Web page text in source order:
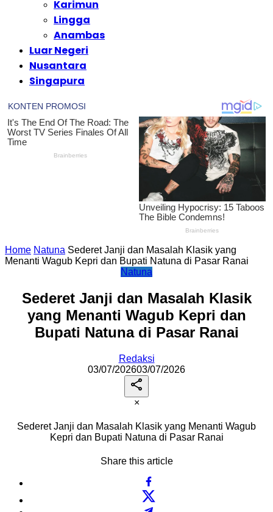
Karimun
Lingga
Anambas
Luar Negeri
Nusantara
Singapura
Home Natuna Sederet Janji dan Masalah Klasik yang
Menanti Wagub Kepri dan Bupati Natuna di Pasar Ranai
Natuna
Sederet Janji dan Masalah Klasik
yang Menanti Wagub Kepri dan
Bupati Natuna di Pasar Ranai
Redaksi
03/07/202603/07/2026
×
Sederet Janji dan Masalah Klasik yang Menanti Wagub
Kepri dan Bupati Natuna di Pasar Ranai
Share this article